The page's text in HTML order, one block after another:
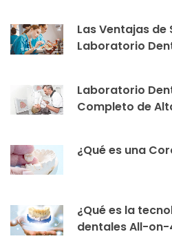
Las Ventajas
Laboratorio
Laboratorio
Completo de
¿Qué es una
¿Qué es la
dentales All-on-